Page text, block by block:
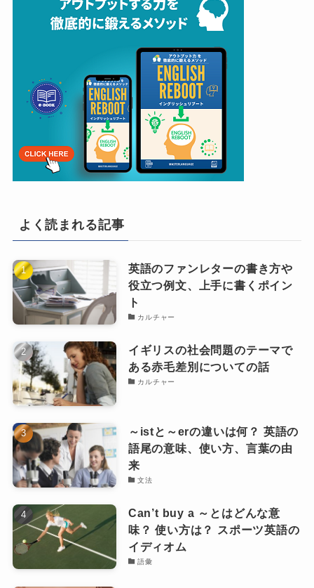
よく読まれる記事
英語のファンレターの書き方や
役立つ例文、上手に書くポイン
ト
カルチャー
イギリスの社会問題のテーマで
ある赤毛差別についての話
カルチャー
～istと～erの違いは何？ 英語の
語尾の意味、使い方、言葉の由
来
文法
Can’t buy a ～とはどんな意
味？ 使い方は？ スポーツ英語の
イディオム
語彙